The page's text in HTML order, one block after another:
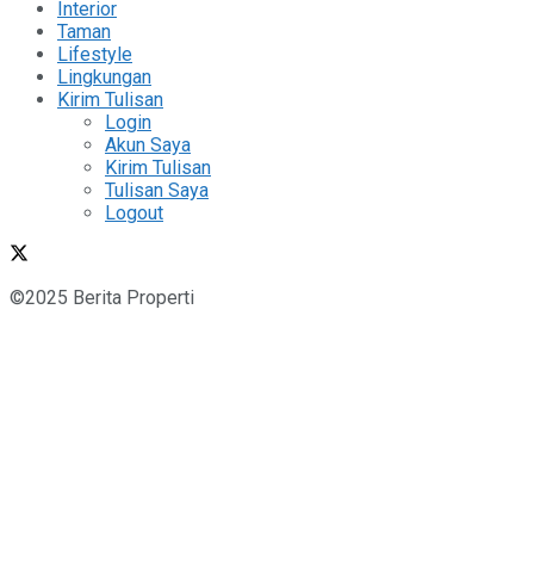
Interior
Taman
Lifestyle
Lingkungan
Kirim Tulisan
Login
Akun Saya
Kirim Tulisan
Tulisan Saya
Logout
©2025 Berita Properti